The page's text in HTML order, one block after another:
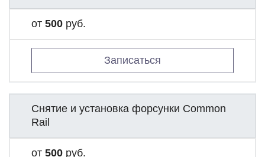
от 500 руб.
Записаться
Снятие и установка форсунки Common
Rail
от 500 руб.